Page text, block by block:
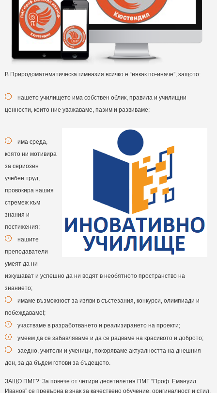
В Природоматематическа гимназия всичко е “някак по-иначе”, защото:
нашето училището има собствен облик, правила и училищни
ценности, които ние уважаваме, пазим и развиваме;
има среда,
която ни мотивира
за сериозен
учебен труд,
провокира нашия
стремеж към
знания и
постижения;
нашите
преподаватели
умеят да ни
изкушават и успешно да ни водят в необятното пространство на
знанието;
имаме възможност за изяви в състезания, конкурси, олимпиади и
побеждаваме!;
участваме в разработването и реализирането на проекти;
умеем да се забавляваме и да се радваме на красивото и доброто;
заедно, учители и ученици, покоряваме актуалността на днешния
ден, за да бъдем готови за бъдещето.
ЗАЩО ПМГ?: За повече от четири десетилетия ПМГ “Проф. Емануил
Иванов” се превърна в знак за качествено обучение, оригиналност и стил,